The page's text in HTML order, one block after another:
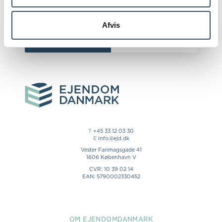
Afvis
LOG IND
T +45 33 12 03 30
Einfo@ejd.dk
Vester Farimagsgade 41
1606 København V
CVR: 10 39 02 14
EAN: 5790002330452
OM EJENDOMDANMARK